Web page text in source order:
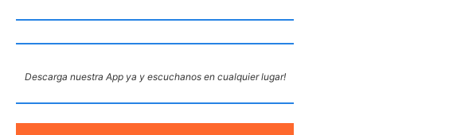
Descarga nuestra App ya y escuchanos en cualquier lugar!